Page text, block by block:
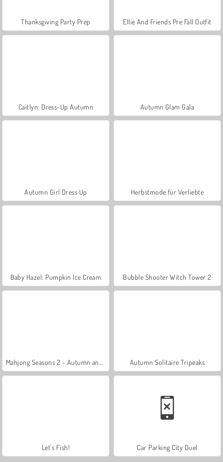
Thanksgiving Party Prep Ellie And Friends Pre Fall Outfit
Caitlyn: Dress-Up Autumn Autumn Glam Gala
Autumn Girl Dress Up Herbstmode für Verliebte
Baby Hazel: Pumpkin Ice Cream Bubble Shooter Witch Tower 2
Autumn Solitaire Tripeaks
Let's Fish! Car Parking City Duel